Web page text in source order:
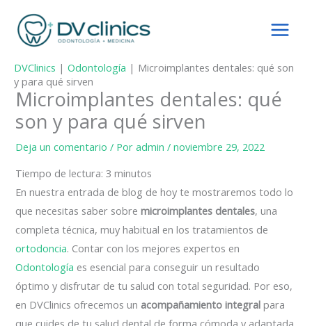
contenido
DVClinics | Odontología | Microimplantes dentales: qué son
y para qué sirven
Microimplantes dentales: qué
son y para qué sirven
Deja un comentario / Poradmin/noviembre 29, 2022
Tiempo de lectura: 3 minutos
En nuestra entrada de blog de hoy te mostraremos todo lo
que necesitas saber sobremicroimplantes dentales, una
completa técnica, muy habitual en los tratamientos de
ortodoncia. Contar con los mejores expertos en
Odontología es esencial para conseguir un resultado
óptimo y disfrutar de tu salud con total seguridad. Por eso,
en DVClinics ofrecemos un acompañamiento integral para